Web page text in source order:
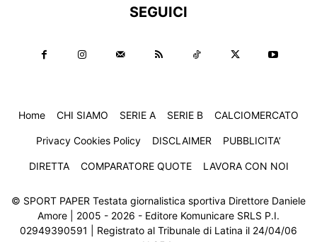
SEGUICI
Home CHI SIAMO SERIE A SERIE B CALCIOMERCATO
Privacy Cookies Policy DISCLAIMER PUBBLICITA’
DIRETTA COMPARATORE QUOTE LAVORA CON NOI
© SPORT PAPER Testata giornalistica sportiva Direttore Daniele
Amore | 2005 - 2026 - Editore Komunicare SRLS P.I.
02949390591 | Registrato al Tribunale di Latina il 24/04/06